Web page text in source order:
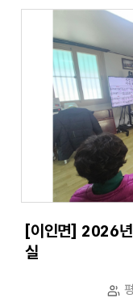
[이인면] 2026
실